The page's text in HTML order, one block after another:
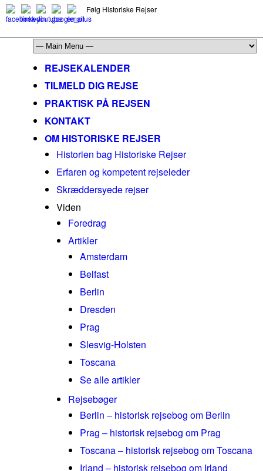
Følg Historiske Rejser
REJSEKALENDER
TILMELD DIG REJSE
PRAKTISK PÅ REJSEN
KONTAKT
OM HISTORISKE REJSER
Historien bag Historiske Rejser
Erfaren og kompetent rejseleder
Skræddersyede rejser
Viden
Foredrag
Artikler
Amsterdam
Belfast
Berlin
Dresden
Prag
Slesvig-Holsten
Toscana
Se alle artikler
Rejsebøger
Berlin – historisk rejsebog om Berlin
Prag – historisk rejsebog om Prag
Toscana – historisk rejsebog om Toscana
Irland – historisk rejsebog om Irland